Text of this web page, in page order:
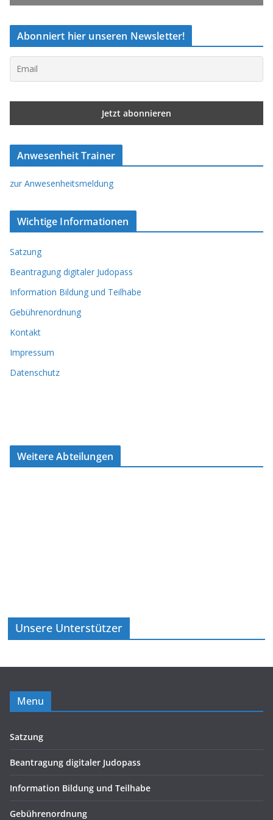
Abonniert hier unseren Newsletter!
Anwesenheit Trainer
zur Anwesenheitsmeldung
Wichtige Informationen
Satzung
Beantragung digitaler Judopass
Information Bildung und Teilhabe
Gebührenordnung
Kontakt
Impressum
Datenschutz
Weitere Abteilungen
Unsere Unterstützer
Menu
Satzung
Beantragung digitaler Judopass
Information Bildung und Teilhabe
Gebührenordnung